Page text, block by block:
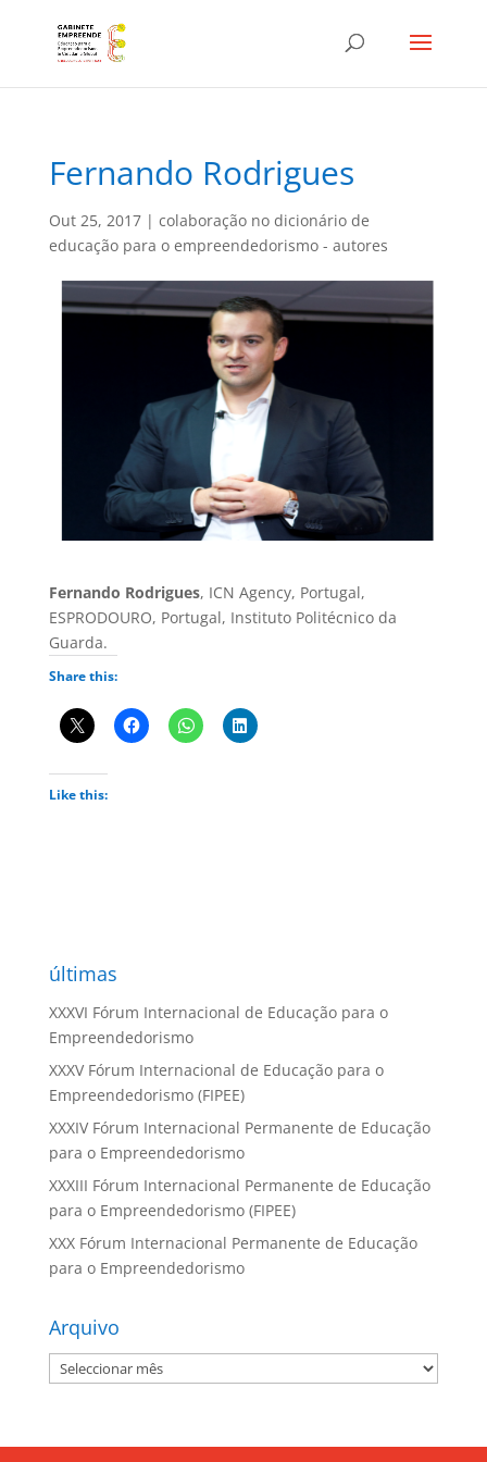
Fernando Rodrigues
Out 25, 2017| colaboração no dicionário de
educação para o empreendedorismo - autores
Fernando Rodrigues, ICN Agency, Portugal,
ESPRODOURO, Portugal, Instituto Politécnico da
Guarda.
Share this:
Like this:
últimas
XXXVI Fórum Internacional de Educação para o
Empreendedorismo
XXXV Fórum Internacional de Educação para o
Empreendedorismo (FIPEE)
XXXIV Fórum Internacional Permanente de Educação
para o Empreendedorismo
XXXIII Fórum Internacional Permanente de Educação
para o Empreendedorismo (FIPEE)
XXX Fórum Internacional Permanente de Educação
para o Empreendedorismo
Arquivo
Arquivo